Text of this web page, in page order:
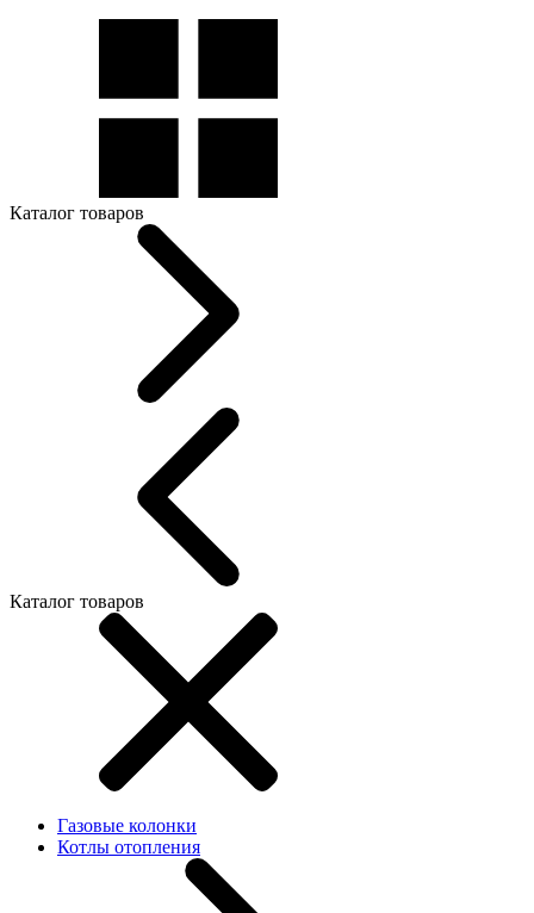
Каталог товаров
Каталог товаров
Газовые колонки
Котлы отопления